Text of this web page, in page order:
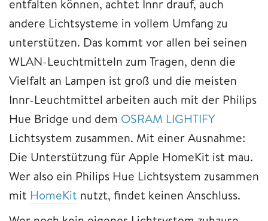
entfalten können, achtet Innr drauf, auch
andere Lichtsysteme in vollem Umfang zu
unterstützen. Das kommt vor allen bei seinen
WLAN-Leuchtmitteln zum Tragen, denn die
Vielfalt an Lampen ist groß und die meisten
Innr-Leuchtmittel arbeiten auch mit der Philips
Hue Bridge und dem OSRAM LIGHTIFY
Lichtsystem zusammen. Mit einer Ausnahme:
Die Unterstützung für Apple HomeKit ist mau.
Wer also ein Philips Hue Lichtsystem zusammen
mit HomeKit nutzt, findet keinen Anschluss.